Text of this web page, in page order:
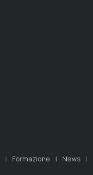
Formazione News